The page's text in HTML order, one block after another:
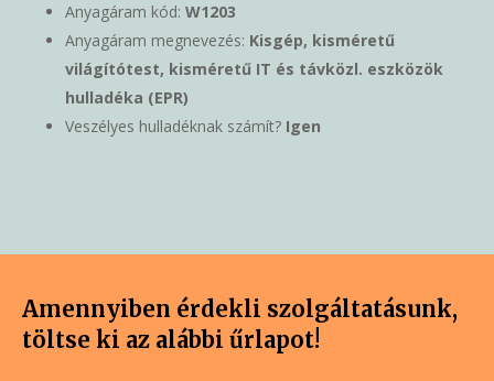
Anyagáram kód: W1203
Anyagáram megnevezés: Kisgép, kisméretű
világítótest, kisméretű IT és távközl. eszközök
hulladéka (EPR)
Veszélyes hulladéknak számít? Igen
Amennyiben érdekli szolgáltatásunk,
töltse ki az alábbi űrlapot!